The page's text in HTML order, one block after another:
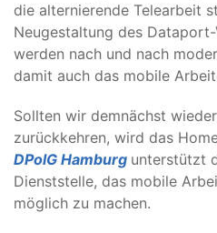
die alternierende Telearbeit
Neugestaltung des
werden nach und nach
damit auch das mobile
Sollten wir demnächst
zurückkehren, wird das
DPolG Hamburg unterstützt
Dienststelle, das mobile
möglich zu machen.